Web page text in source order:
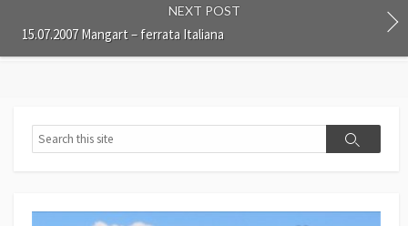
NEXT POST
15.07.2007 Mangart – ferrata Italiana
e
S
c